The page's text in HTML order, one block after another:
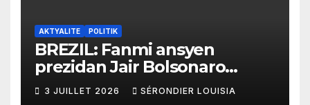
AKTYALITE POLITIK
BREZIL: Fanmi ansyen
prezidan Jair Bolsonaro
mande gouvènman
3 JUILLET 2026 SÉRONDIER LOUISIA